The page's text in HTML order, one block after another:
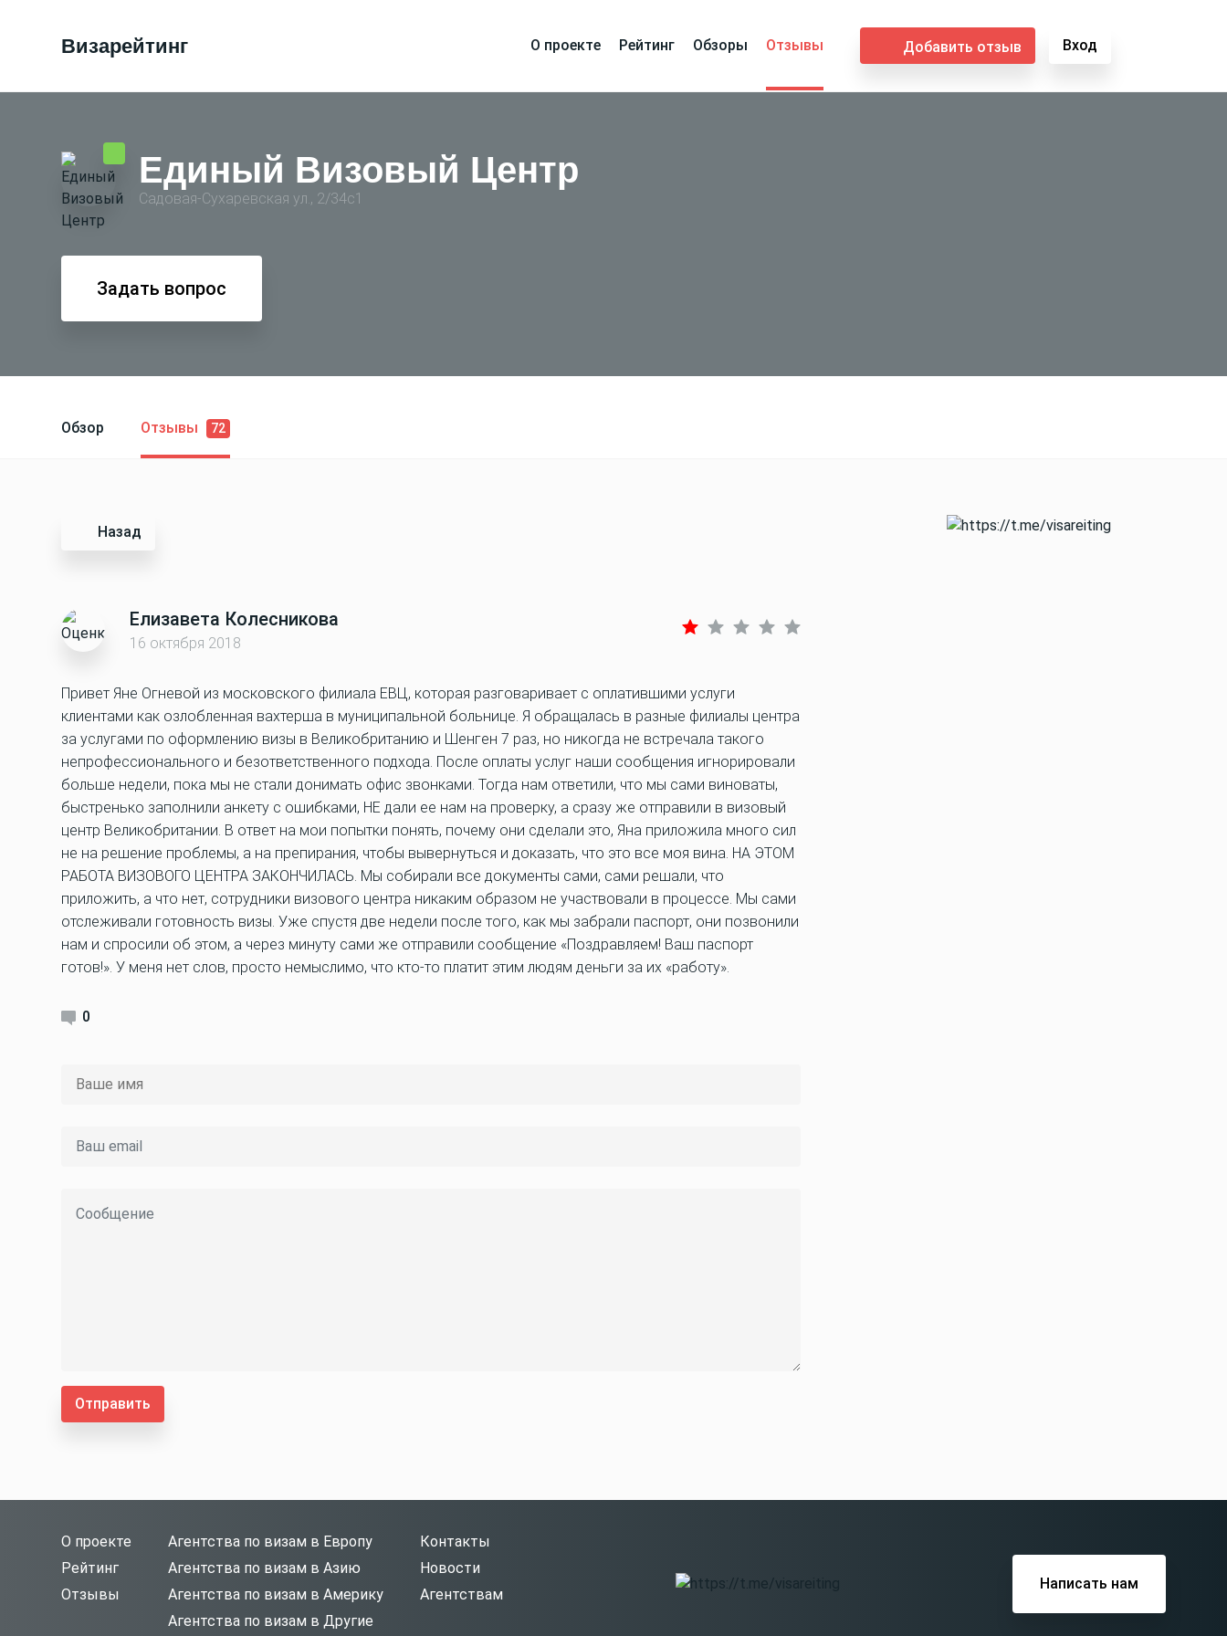
Визарейтинг О проекте Рейтинг Обзоры Отзывы Добавить отзыв Вход
Единый Визовый Центр
Садовая-Сухаревская ул., 2/34с1
Задать вопрос
Обзор Отзывы 72
Назад
Елизавета Колесникова
16 октября 2018
Привет Яне Огневой из московского филиала ЕВЦ, которая разговаривает с оплатившими услуги
клиентами как озлобленная вахтерша в муниципальной больнице. Я обращалась в разные филиалы центра
за услугами по оформлению визы в Великобританию и Шенген 7 раз, но никогда не встречала такого
непрофессионального и безответственного подхода. После оплаты услуг наши сообщения игнорировали
больше недели, пока мы не стали донимать офис звонками. Тогда нам ответили, что мы сами виноваты,
быстренько заполнили анкету с ошибками, НЕ дали ее нам на проверку, а сразу же отправили в визовый
центр Великобритании. В ответ на мои попытки понять, почему они сделали это, Яна приложила много сил
не на решение проблемы, а на препирания, чтобы вывернуться и доказать, что это все моя вина. НА ЭТОМ
РАБОТА ВИЗОВОГО ЦЕНТРА ЗАКОНЧИЛАСЬ. Мы собирали все документы сами, сами решали, что
приложить, а что нет, сотрудники визового центра никаким образом не участвовали в процессе. Мы сами
отслеживали готовность визы. Уже спустя две недели после того, как мы забрали паспорт, они позвонили
нам и спросили об этом, а через минуту сами же отправили сообщение «Поздравляем! Ваш паспорт
готов!». У меня нет слов, просто немыслимо, что кто-то платит этим людям деньги за их «работу».
0
Отправить
О проекте
Рейтинг
Отзывы
Агентства по визам в Европу
Агентства по визам в Азию
Агентства по визам в Америку
Агентства по визам в Другие
Контакты
Новости
Агентствам
Написать нам